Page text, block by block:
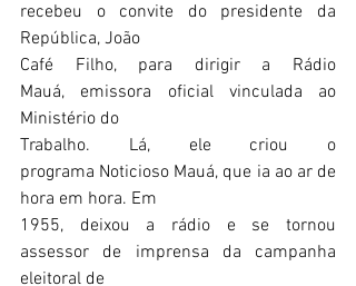
recebeu o convite do presidente da
República, João
Café Filho, para dirigir a Rádio
Mauá, emissora oficial vinculada ao
Ministério do
Trabalho. Lá, ele criou o
programa Noticioso Mauá, que ia ao ar de
hora em hora. Em
1955, deixou a rádio e se tornou
assessor de imprensa da campanha
eleitoral de